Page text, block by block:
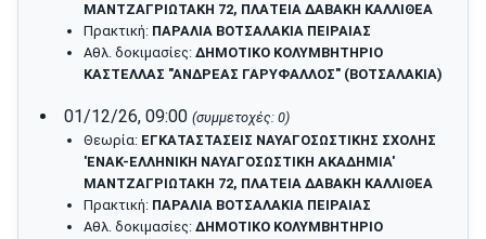
ΜΑΝΤΖΑΓΡΙΩΤΑΚΗ 72, ΠΛΑΤΕΙΑ ΔΑΒΑΚΗ ΚΑΛΛΙΘΕΑ
Πρακτική: ΠΑΡΑΛΙΑ ΒΟΤΣΑΛΑΚΙΑ ΠΕΙΡΑΙΑΣ
Αθλ. δοκιμασίες: ΔΗΜΟΤΙΚΟ ΚΟΛΥΜΒΗΤΗΡΙΟ
ΚΑΣΤΕΛΛΑΣ "ΑΝΔΡΕΑΣ ΓΑΡΥΦΑΛΛΟΣ" (ΒΟΤΣΑΛΑΚΙΑ)
01/12/26, 09:00 (συμμετοχές: 0)
Θεωρία: ΕΓΚΑΤΑΣΤΑΣΕΙΣ ΝΑΥΑΓΟΣΩΣΤΙΚΗΣ ΣΧΟΛΗΣ
'ΕΝΑΚ-ΕΛΛΗΝΙΚΗ ΝΑΥΑΓΟΣΩΣΤΙΚΗ ΑΚΑΔΗΜΙΑ'
ΜΑΝΤΖΑΓΡΙΩΤΑΚΗ 72, ΠΛΑΤΕΙΑ ΔΑΒΑΚΗ ΚΑΛΛΙΘΕΑ
Πρακτική: ΠΑΡΑΛΙΑ ΒΟΤΣΑΛΑΚΙΑ ΠΕΙΡΑΙΑΣ
Αθλ. δοκιμασίες: ΔΗΜΟΤΙΚΟ ΚΟΛΥΜΒΗΤΗΡΙΟ